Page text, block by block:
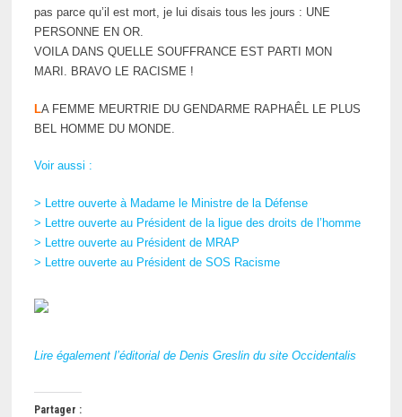
pas parce qu’il est mort, je lui disais tous les jours : UNE
PERSONNE EN OR.
VOILA DANS QUELLE SOUFFRANCE EST PARTI MON
MARI. BRAVO LE RACISME !
LA FEMME MEURTRIE DU GENDARME RAPHAÊL LE PLUS
BEL HOMME DU MONDE.
Voir aussi :
> Lettre ouverte à Madame le Ministre de la Défense
> Lettre ouverte au Président de la ligue des droits de l’homme
> Lettre ouverte au Président de MRAP
> Lettre ouverte au Président de SOS Racisme
Lire également l’éditorial de Denis Greslin du site Occidentalis
Partager :